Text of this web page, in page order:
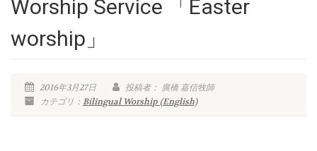
Worship Service 「Easter
worship」
2016年3月27日
投稿者： 廣橋 嘉信牧師
カテゴリ： Bilingual Worship (English)